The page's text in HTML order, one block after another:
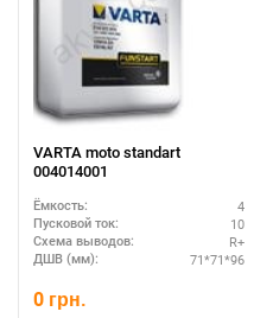
VARTA moto standart
004014001
Ёмкость: 4
Пусковой ток: 10
Схема выводов: R+
ДШВ (мм): 71*71*96
0 грн.
При отсутствии связи -
Telegram (093) 600-51-11